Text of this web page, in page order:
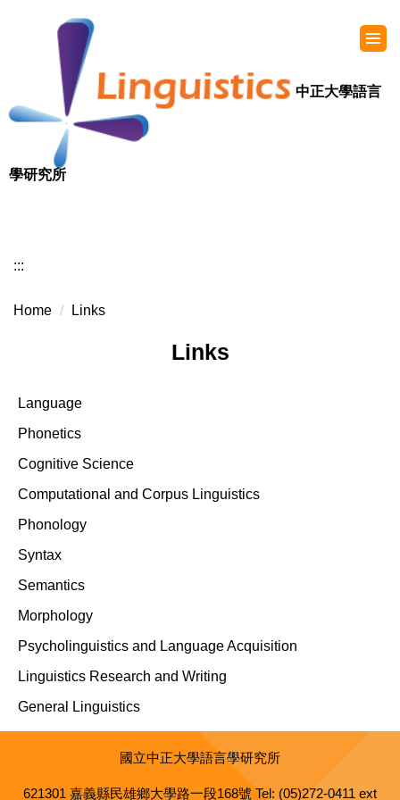
中正大學語言
學研究所
:::
Home Links
Links
Language
Phonetics
Cognitive Science
Computational and Corpus Linguistics
Phonology
Syntax
Semantics
Morphology
Psycholinguistics and Language Acquisition
Linguistics Research and Writing
General Linguistics
國立中正大學語言學研究所
621301 嘉義縣民雄鄉大學路一段168號 Tel: (05)272-0411 ext